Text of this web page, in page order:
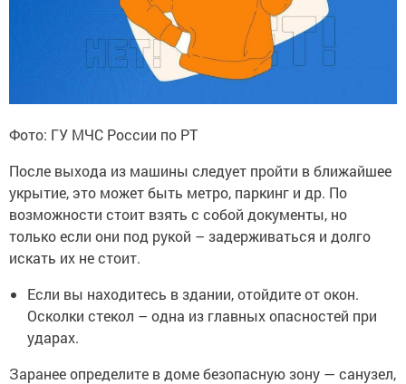
Фото: ГУ МЧС России по РТ
После выхода из машины следует пройти в ближайшее
укрытие, это может быть метро, паркинг и др. По
возможности стоит взять с собой документы, но
только если они под рукой – задерживаться и долго
искать их не стоит.
Если вы находитесь в здании, отойдите от окон.
Осколки стекол – одна из главных опасностей при
ударах.
Заранее определите в доме безопасную зону — санузел,